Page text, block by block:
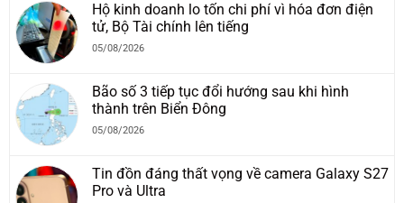
Hộ kinh doanh lo tốn chi phí vì hóa đơn điện
tử, Bộ Tài chính lên tiếng
05/08/2026
Bão số 3 tiếp tục đổi hướng sau khi hình
thành trên Biển Đông
05/08/2026
Tin đồn đáng thất vọng về camera Galaxy S27
Pro và Ultra